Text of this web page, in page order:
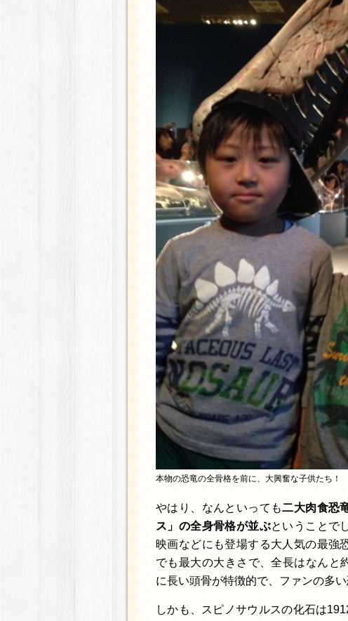
本物の恐竜の全骨格を前に、大興奮な子供たち！
やはり、なんといっても二大肉食恐
ス」の全身骨格が並ぶということで
映画などにも登場する大人気の最強
でも最大の大きさで、全長はなん
に長い頭骨が特徴的で、ファンの多い
しかも、スピノサウルスの化石は